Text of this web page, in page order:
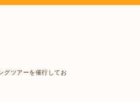
グツアーを催行してお